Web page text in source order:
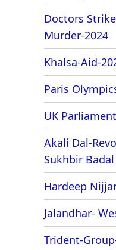
Doctors
Murder-2024
Khalsa-Aid-
Paris
UK
Akali Dal-
Sukhbir Badal
Hardeep
Jalandhar-
Trident-